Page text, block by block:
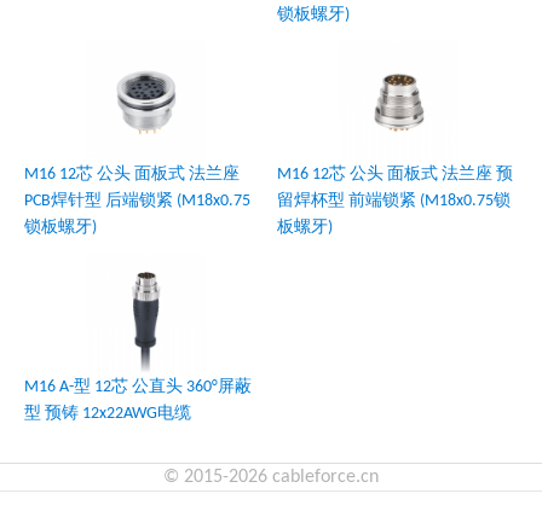
锁板螺牙)
M16 12芯 公头 面板式 法兰座
PCB焊针型 后端锁紧 (M18x0.75
锁板螺牙)
M16 12芯 公头 面板式 法兰座 预
留焊杯型 前端锁紧 (M18x0.75锁
板螺牙)
M16 A-型 12芯 公直头 360°屏蔽
型 预铸 12x22AWG电缆
© 2015-2026 cableforce.cn